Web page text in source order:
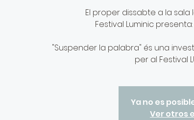
El proper dissabte a la sala
Festival Luminic
"Suspender la palabra" és una
Ya no es
Ver otros